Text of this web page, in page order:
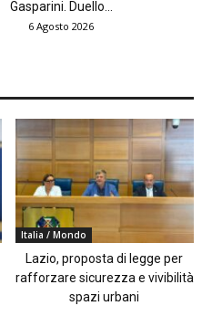
Gasparini. Duello...
6 Agosto 2026
Italia / Mondo
Lazio, proposta di legge per
rafforzare sicurezza e vivibilità
spazi urbani